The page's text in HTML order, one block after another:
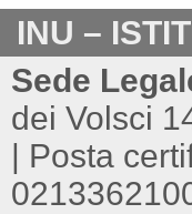
INU –
Sede
dei Volsci
| Posta